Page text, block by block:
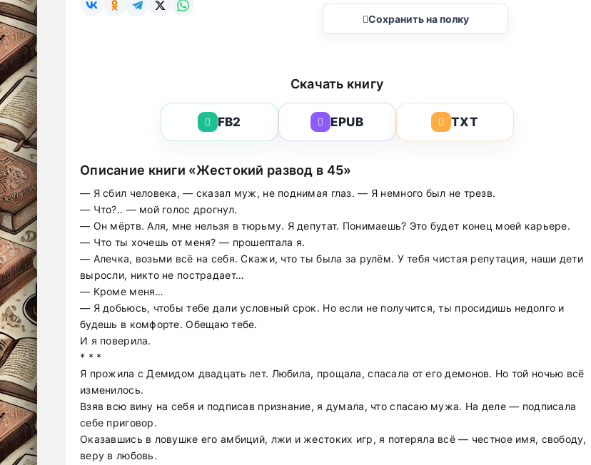
Сохранить на полку
Скачать книгу
FB2 EPUB TXT
Описание книги «Жестокий развод в 45»
— Я сбил человека, — сказал муж, не поднимая глаз. — Я немного был не трезв.
— Что?.. — мой голос дрогнул.
— Он мёртв. Аля, мне нельзя в тюрьму. Я депутат. Понимаешь? Это будет конец моей карьере.
— Что ты хочешь от меня? — прошептала я.
— Алечка, возьми всё на себя. Скажи, что ты была за рулём. У тебя чистая репутация, наши дети
выросли, никто не пострадает…
— Кроме меня…
— Я добьюсь, чтобы тебе дали условный срок. Но если не получится, ты просидишь недолго и
будешь в комфорте. Обещаю тебе.
И я поверила.
* * *
Я прожила с Демидом двадцать лет. Любила, прощала, спасала от его демонов. Но той ночью всё
изменилось.
Взяв всю вину на себя и подписав признание, я думала, что спасаю мужа. На деле — подписала
себе приговор.
Оказавшись в ловушке его амбиций, лжи и жестоких игр, я потеряла всё — честное имя, свободу,
веру в любовь.